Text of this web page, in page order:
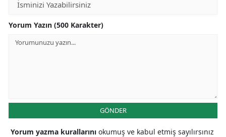
Yorum Yazın (500 Karakter)
GÖNDER
Yorum yazma kurallarını okumuş ve kabul etmiş sayılırsınız